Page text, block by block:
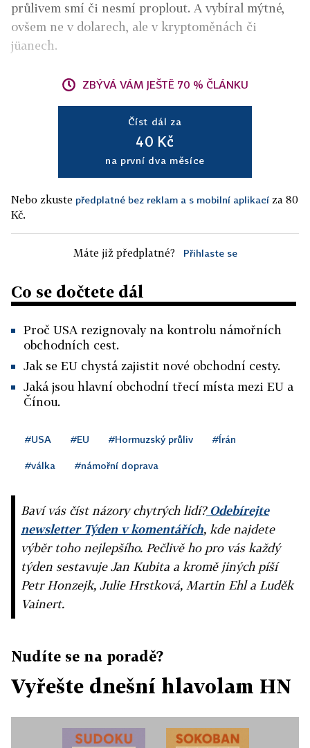
průlivem smí či nesmí proplout. A vybíral mýtné,
ovšem ne v dolarech, ale v kryptoměnách či
jüanech.
ZBÝVÁ VÁM JEŠTĚ 70 % ČLÁNKU
Číst dál za
40 Kč
na první dva měsíce
Nebo zkuste předplatné bez reklam a s mobilní aplikací za 80
Kč.
Máte již předplatné? Přihlaste se
Co se dočtete dál
Proč USA rezignovaly na kontrolu námořních
obchodních cest.
Jak se EU chystá zajistit nové obchodní cesty.
Jaká jsou hlavní obchodní třecí místa mezi EU a
Čínou.
#USA #EU #Hormuzský průliv #Írán
#válka #námořní doprava
Baví vás číst názory chytrých lidí?Odebírejte
newsletter Týden v komentářích, kde najdete
výběr toho nejlepšího. Pečlivě ho pro vás každý
týden sestavuje Jan Kubita a kromě jiných píší
Petr Honzejk, Julie Hrstková, Martin Ehl a Luděk
Vainert.
Nudíte se na poradě?
Vyřešte dnešní hlavolam HN